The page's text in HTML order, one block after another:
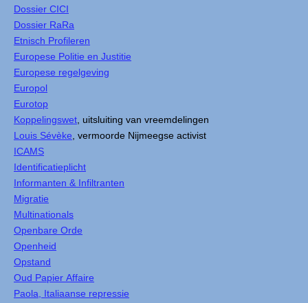
Dossier CICI
Dossier RaRa
Etnisch Profileren
Europese Politie en Justitie
Europese regelgeving
Europol
Eurotop
Koppelingswet , uitsluiting van vreemdelingen
Louis Sévèke , vermoorde Nijmeegse activist
ICAMS
Identificatieplicht
Informanten & Infiltranten
Migratie
Multinationals
Openbare Orde
Openheid
Opstand
Oud Papier Affaire
Paola, Italiaanse repressie